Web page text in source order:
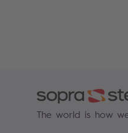
The world is how